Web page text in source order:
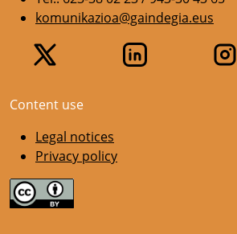
komunikazioa@gaindegia.eus
Content use
Legal notices
Privacy policy